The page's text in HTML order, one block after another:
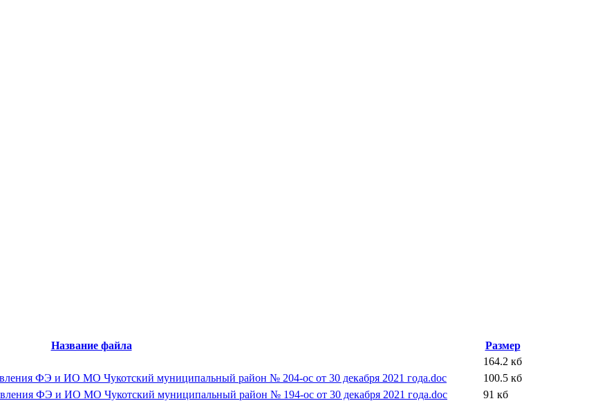
Название файла
Размер
164.2 кб
ФЭ и ИО МО Чукотский муниципальный район № 204-ос от 30 декабря 2021 года.doc
100.5 кб
ФЭ и ИО МО Чукотский муниципальный район № 194-ос от 30 декабря 2021 года.doc
91 кб